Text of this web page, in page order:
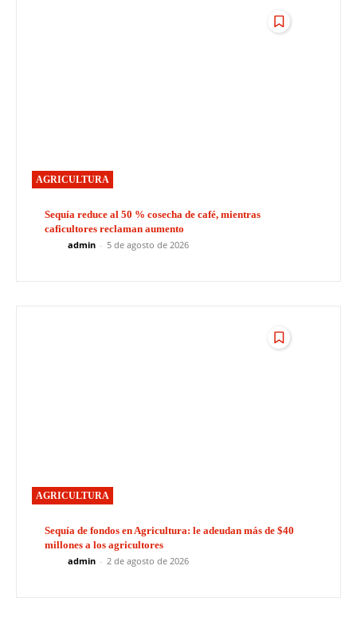
AGRICULTURA
Sequía reduce al 50 % cosecha de café, mientras
caficultores reclaman aumento
admin - 5 de agosto de 2026
AGRICULTURA
Sequía de fondos en Agricultura: le adeudan más de $40
millones a los agricultores
admin - 2 de agosto de 2026